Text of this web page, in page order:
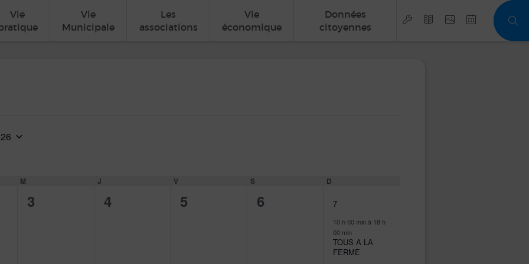
Vie
Vie
Municipale
Les
associations
Vie
économique
Données
citoyennes
M J V S D
0
3
0
4
0
5
0
6
1
évènement,
7
10 h 00 minà 18 h
00 min
TOUS A LA
FERME